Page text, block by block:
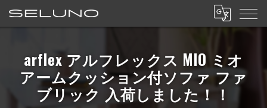
arflex アルフレックス MIO ミオ
アームクッション付ソファ ファ
ブリック 入荷しました！！